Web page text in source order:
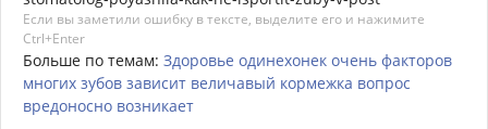
Если вы заметили ошибку в тексте, выделите его и нажимите
Ctrl+Enter
Больше по темам: Здоровье одинехонек очень факторов
многих зубов зависит величавый кормежка вопрос
вредоносно возникает